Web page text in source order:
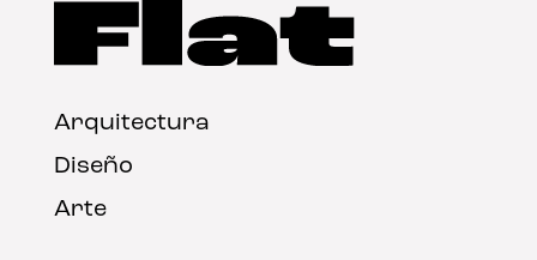
Arquitectura
Diseño
Arte